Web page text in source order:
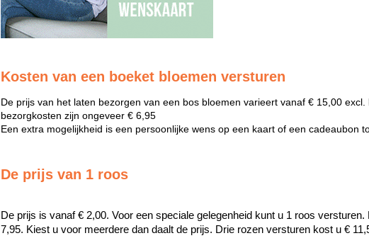
Kosten van een boeket bloemen versturen
De prijs van het laten bezorgen van een bos bloemen varieert vanaf € 15,00
bezorgkosten zijn ongeveer € 6,95
Een extra mogelijkheid is een persoonlijke wens op een kaart of een cadeaubon
De prijs van 1 roos
De prijs is vanaf € 2,00. Voor een speciale gelegenheid kunt u 1 roos
7,95. Kiest u voor meerdere dan daalt de prijs. Drie rozen versturen kost u €